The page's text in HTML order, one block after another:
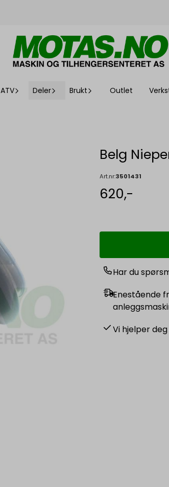
ATV Deler Brukt Outlet
Belg
Art.nr:3501431
620,-
Har du
Enestående
Vi hjelper